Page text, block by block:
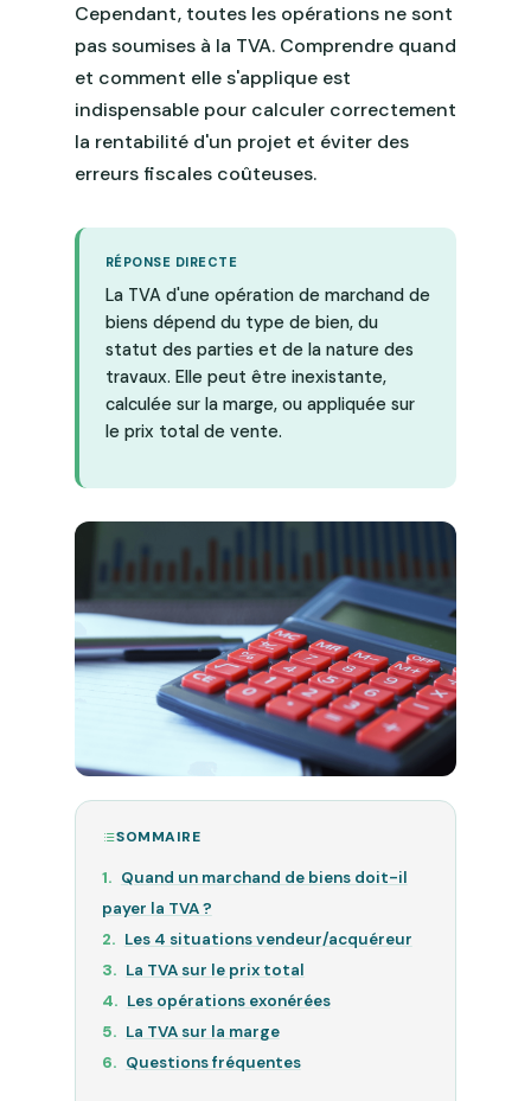
Cependant, toutes les opérations ne sont
pas soumises à la TVA. Comprendre quand
et comment elle s'applique est
indispensable pour calculer correctement
la rentabilité d'un projet et éviter des
erreurs fiscales coûteuses.
RÉPONSE DIRECTE
La TVA d'une opération de marchand de
biens dépend du type de bien, du
statut des parties et de la nature des
travaux. Elle peut être inexistante,
calculée sur la marge, ou appliquée sur
le prix total de vente.
SOMMAIRE
Quand un marchand de biens doit-il
payer la TVA ?
Les 4 situations vendeur/acquéreur
La TVA sur le prix total
Les opérations exonérées
La TVA sur la marge
Questions fréquentes